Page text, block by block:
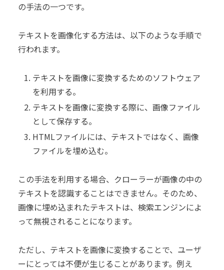
の手法の一つです。
テキストを画像化する方法は、以下のような手順で
行われます。
テキストを画像に変換するためのソフトウェア
を利用する。
テキストを画像に変換する際に、画像ファイル
として保存する。
HTMLファイルには、テキストではなく、画像
ファイルを埋め込む。
この手法を利用する場合、クローラーが画像の中の
テキストを認識することはできません。そのため、
画像に埋め込まれたテキストは、検索エンジンによ
って無視されることになります。
ただし、テキストを画像に変換することで、ユーザ
ーにとっては不便が生じることがあります。例え